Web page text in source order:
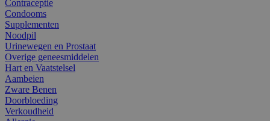
Contraceptie
Condooms
Supplementen
Noodpil
Urinewegen en Prostaat
Overige geneesmiddelen
Hart en Vaatstelsel
Aambeien
Zware Benen
Doorbloeding
Verkoudheid